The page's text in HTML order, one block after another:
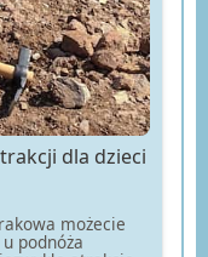
dla dzieci
możecie
podnóża